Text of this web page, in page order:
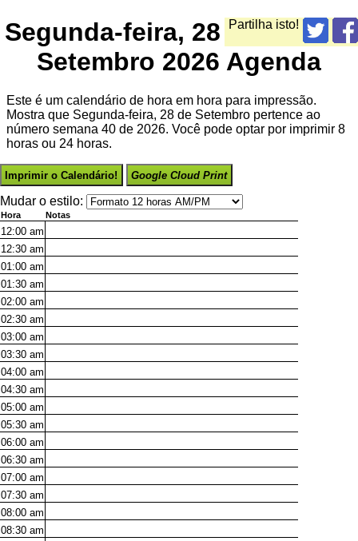
Partilha isto!
Segunda-feira, 28
Setembro 2026 Agenda
Este é um calendário de hora em hora para impressão.
Mostra que Segunda-feira, 28 de Setembro pertence ao
número semana 40 de 2026. Você pode optar por imprimir 8
horas ou 24 horas.
Imprimir o Calendário! Google Cloud Print
Mudar o estilo:
Hora Notas
12:00 am
12:30 am
01:00 am
01:30 am
02:00 am
02:30 am
03:00 am
03:30 am
04:00 am
04:30 am
05:00 am
05:30 am
06:00 am
06:30 am
07:00 am
07:30 am
08:00 am
08:30 am